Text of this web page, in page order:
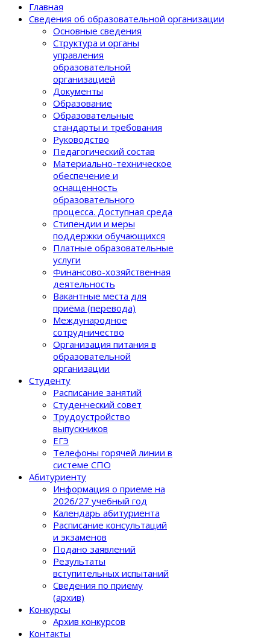
Главная
Сведения об образовательной организации
Основные сведения
Структура и органы
управления
образовательной
организацией
Документы
Образование
Образовательные
стандарты и требования
Руководство
Педагогический состав
Материально-техническое
обеспечение и
оснащенность
образовательного
процеcса. Доступная среда
Стипендии и меры
поддержки обучающихся
Платные образовательные
услуги
Финансово-хозяйственная
деятельность
Вакантные места для
приёма (перевода)
Международное
сотрудничество
Организация питания в
образовательной
организации
Студенту
Расписание занятий
Студенческий совет
Трудоустройство
выпускников
ЕГЭ
Телефоны горячей линии в
системе СПО
Абитуриенту
Информация о приеме на
2026/27 учебный год
Календарь абитуриента
Расписание консультаций
и экзаменов
Подано заявлений
Результаты
вступительных испытаний
Сведения по приему
(архив)
Конкурсы
Архив конкурсов
Контакты